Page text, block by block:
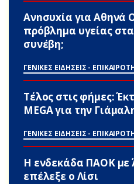
Ανnσυxία για Αθηνά
πρόβλημα υγείας
συνέβη;
ΓΕΝΙΚΕΣ ΕΙΔΗΣΕΙΣ -
Τέλος στις φήμες:
MEGA για την
ΓΕΝΙΚΕΣ ΕΙΔΗΣΕΙΣ -
Η ενδεκάδα ΠΑΟΚ με
επέλεξε ο Λίσι